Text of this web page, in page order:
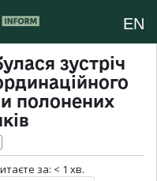
EN
зустріч
полонених
за: < 1 хв.